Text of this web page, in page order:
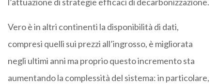
l’attuazione di strategie efficaci di decarbonizzazione.
Vero è in altri continenti la disponibilità di dati,
compresi quelli sui prezzi all’ingrosso, è migliorata
negli ultimi anni ma proprio questo incremento sta
aumentando la complessità del sistema: in particolare,